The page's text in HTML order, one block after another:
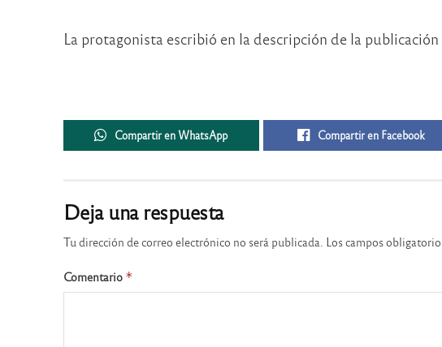
La protagonista escribió en la descripción de la
Compartir en WhatsApp Compartir en Facebook
Deja una respuesta
Tu dirección de correo electrónico no será publicada. Los campos
Comentario *